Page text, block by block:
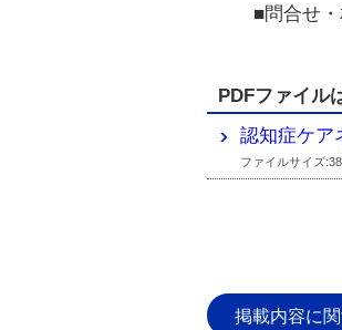
■問合せ・
PDFファイル
認知症ケア
ファイルサイズ
掲載内容に